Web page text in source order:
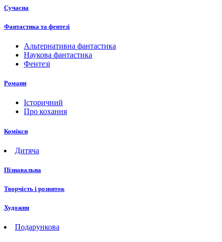
Сучасна
Фантастика та фентезі
Альтернативна фантастика
Наукова фантастика
Фентезі
Романи
Історичний
Про кохання
Комікси
Дитяча
Пізнавальна
Творчість і розвиток
Художня
Подарункова